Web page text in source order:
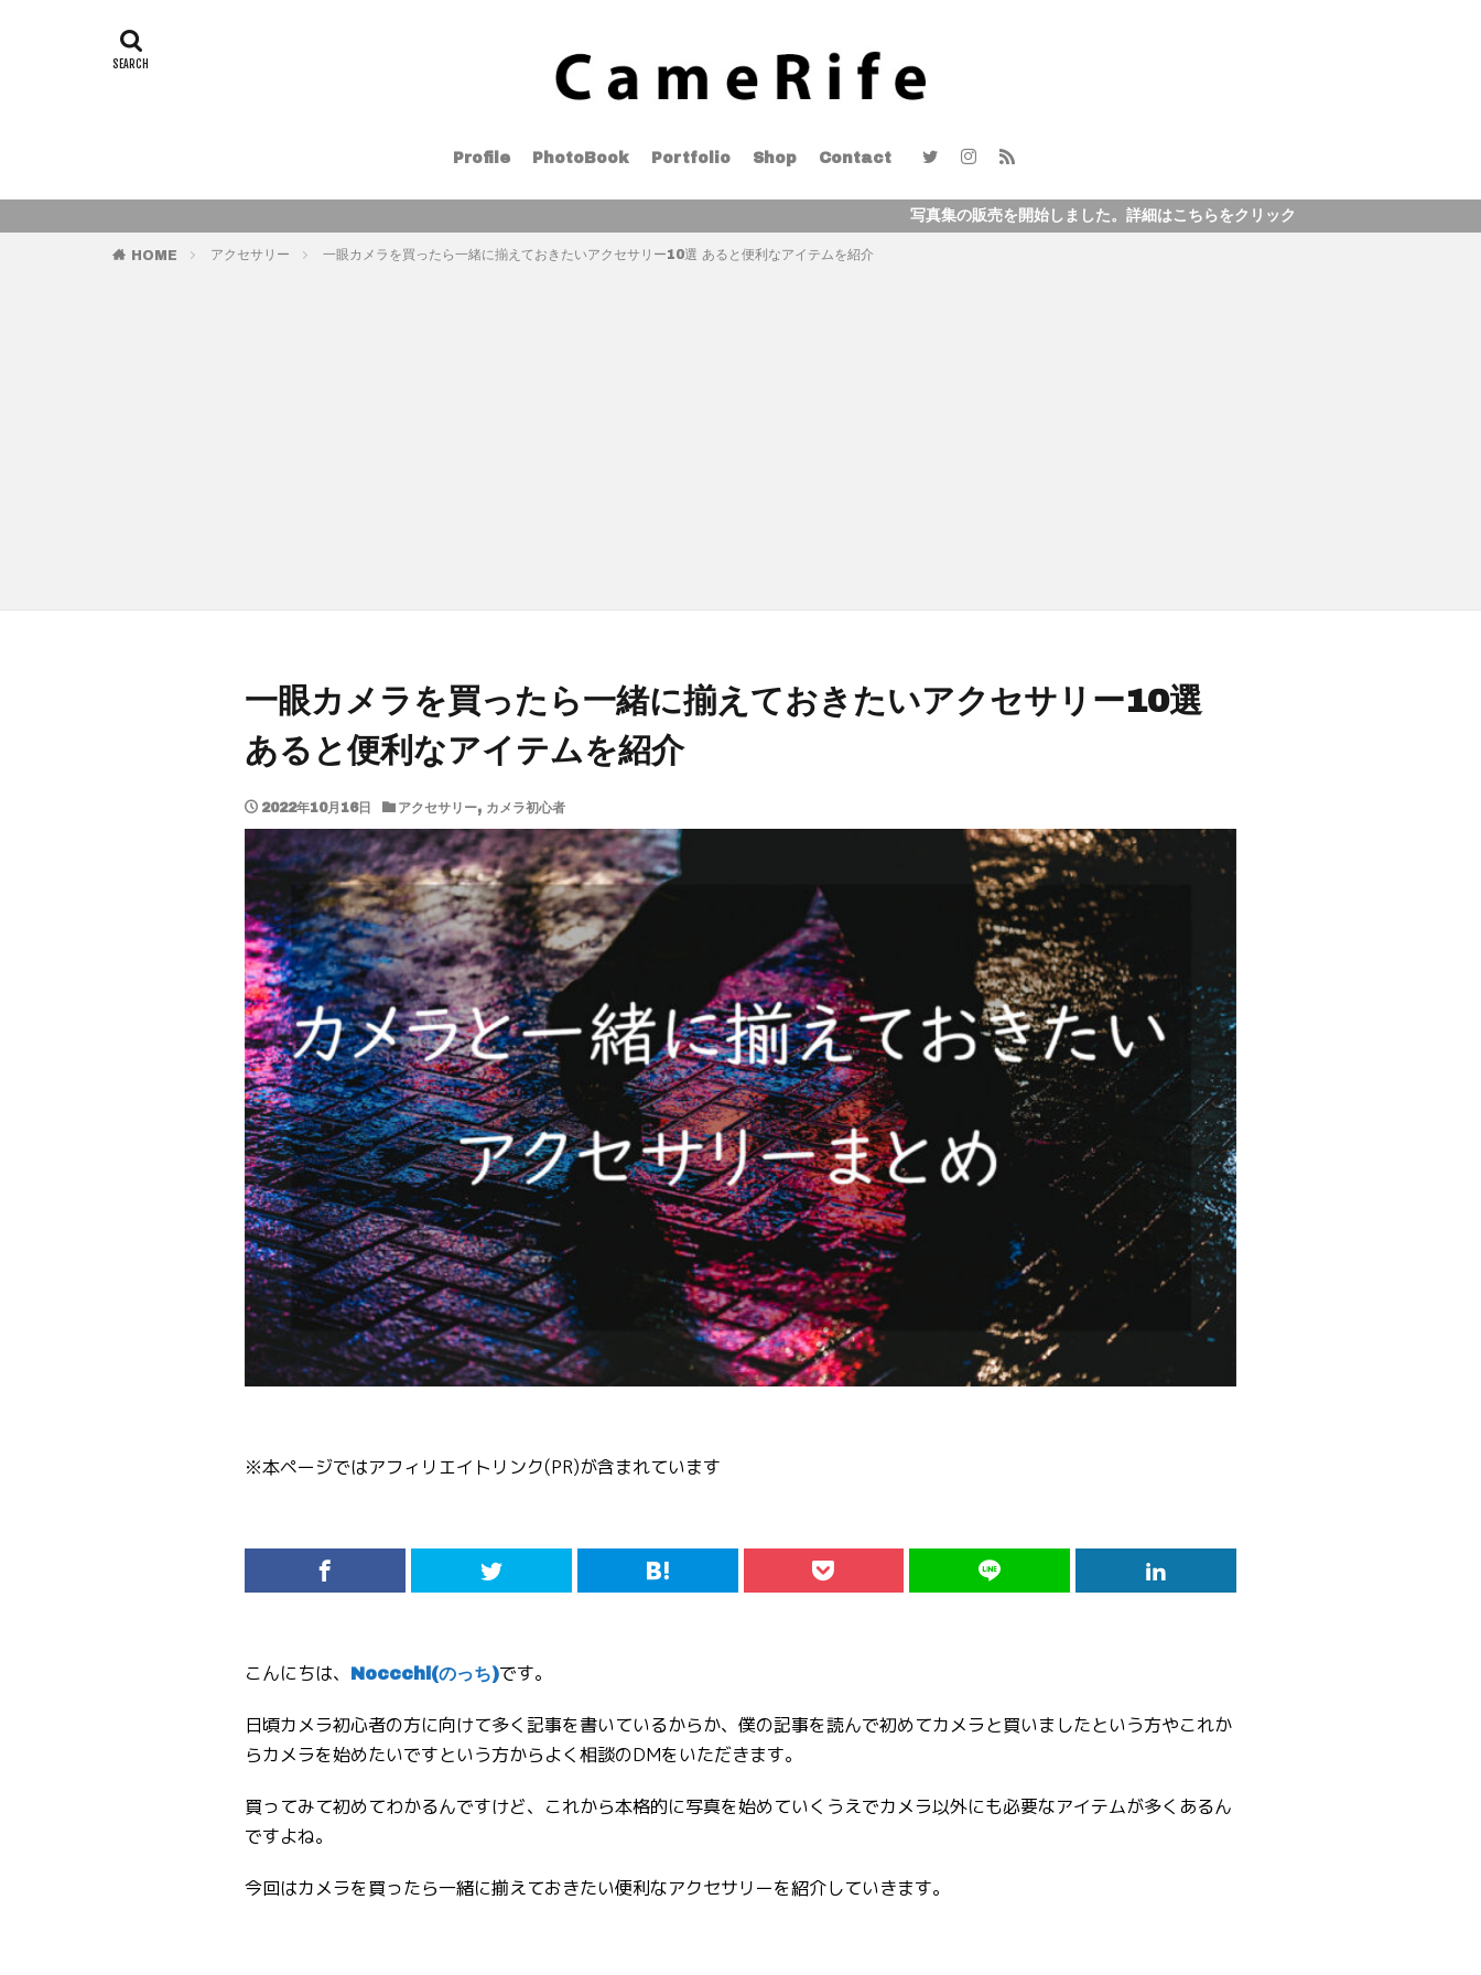
Profile PhotoBook Portfolio Shop Contact
写真集の販売を開始しました。詳細はこちらをクリック
HOME アクセサリー 一眼カメラを買ったら一緒に揃えておきたいアクセサリー10選 あると便利なアイテムを紹介
一眼カメラを買ったら一緒に揃えておきたいアクセサリー10選
あると便利なアイテムを紹介
2022年10月16日 アクセサリー, カメラ初心者
※本ページではアフィリエイトリンク(PR)が含まれています
こんにちは、 Noccchi(のっち)です。
日頃カメラ初心者の方に向けて多く記事を書いているからか、僕の記事を読んで初めてカメラと買いましたという方やこれか
らカメラを始めたいですという方からよく相談のDMをいただきます。
買ってみて初めてわかるんですけど、これから本格的に写真を始めていくうえでカメラ以外にも必要なアイテムが多くあるん
ですよね。
今回はカメラを買ったら一緒に揃えておきたい便利なアクセサリーを紹介していきます。